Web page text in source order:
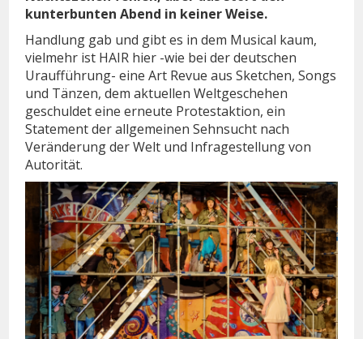
kunterbunten Abend in keiner Weise.
Handlung gab und gibt es in dem Musical kaum,
vielmehr ist HAIR hier -wie bei der deutschen
Uraufführung- eine Art Revue aus Sketchen, Songs
und Tänzen, dem aktuellen Weltgeschehen
geschuldet eine erneute Protestaktion, ein
Statement der allgemeinen Sehnsucht nach
Veränderung der Welt und Infragestellung von
Autorität.